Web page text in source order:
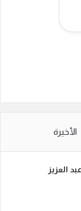
الأخيرة
العزيز